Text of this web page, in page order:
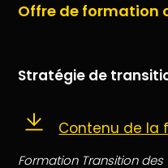
Offre de formation
Stratégie de
Contenu de la
Formation Transition des